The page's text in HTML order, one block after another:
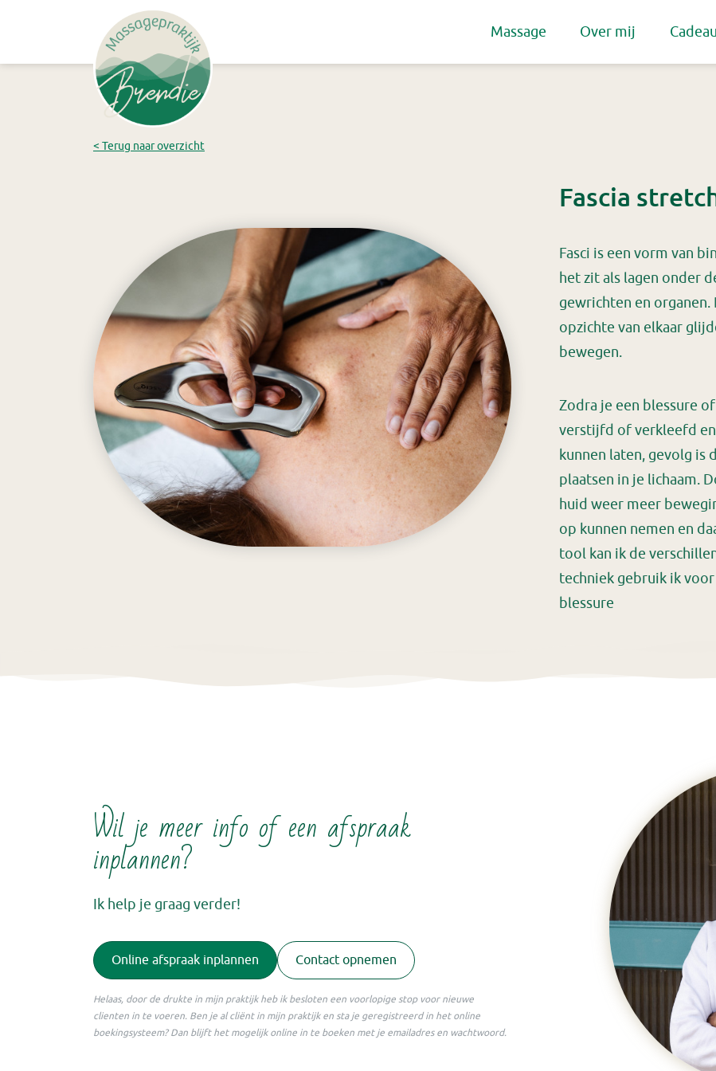
Massage Over mij
< Terug naar overzicht
Fascia
Fasci is een vorm van
het zit als lagen onder
gewrichten en
opzichte van elkaar
bewegen.
Zodra je een blessure
verstijfd of verkleefd
kunnen laten, gevolg is
plaatsen in je lichaam.
huid weer meer
op kunnen nemen en
tool kan ik de
techniek gebruik ik
blessure
Wil je meer info of een afspraak
inplannen?
Ik help je graag verder!
Online afspraak inplannen Contact opnemen
Helaas, door de drukte in mijn praktijk heb ik besloten een voorlopige stop voor nieuwe
clienten in te voeren. Ben je al cliënt in mijn praktijk en sta je geregistreerd in het online
boekingsysteem? Dan blijft het mogelijk online in te boeken met je emailadres en wachtwoord.